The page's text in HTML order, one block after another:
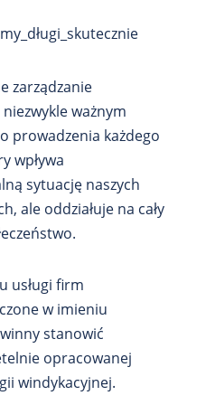
zarządzanie
ważnym
prowadzenia każdego
wpływa
sytuację naszych
ale oddziałuje na cały
usługi firm
w imieniu
stanowić
opracowanej
windykacyjnej.